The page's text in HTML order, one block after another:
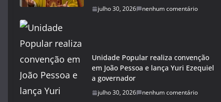
julho 30, 2026 nenhum comentário
Unidade Popular realiza convenção
em João Pessoa e lança Yuri Ezequiel
a governador
julho 30, 2026 nenhum comentário